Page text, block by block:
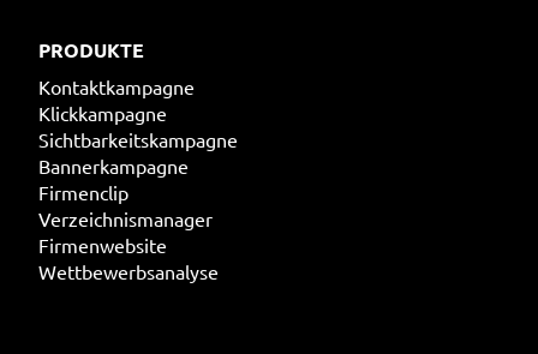
PRODUKTE
Kontaktkampagne
Klickkampagne
Sichtbarkeitskampagne
Bannerkampagne
Firmenclip
Verzeichnismanager
Firmenwebsite
Wettbewerbsanalyse